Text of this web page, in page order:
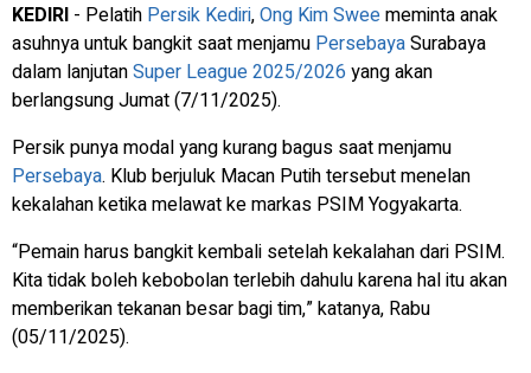
KEDIRI - Pelatih Persik Kediri,Ong Kim Sweememinta anak
asuhnya untuk bangkit saat menjamu PersebayaSurabaya
dalam lanjutanSuper League 2025/2026 yang akan
berlangsung Jumat (7/11/2025).
Persik punya modal yang kurang bagus saat menjamu
Persebaya. Klub berjuluk Macan Putih tersebut menelan
kekalahan ketika melawat ke markas PSIM Yogyakarta.
“Pemain harus bangkit kembali setelah kekalahan dari PSIM.
Kita tidak boleh kebobolan terlebih dahulu karena hal itu akan
memberikan tekanan besar bagi tim,” katanya, Rabu
(05/11/2025).